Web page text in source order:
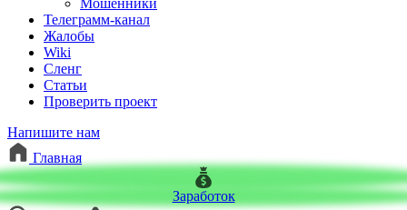
Мошенники
Телеграмм-канал
Жалобы
Wiki
Сленг
Статьи
Проверить проект
Напишите нам
Главная
Заработок